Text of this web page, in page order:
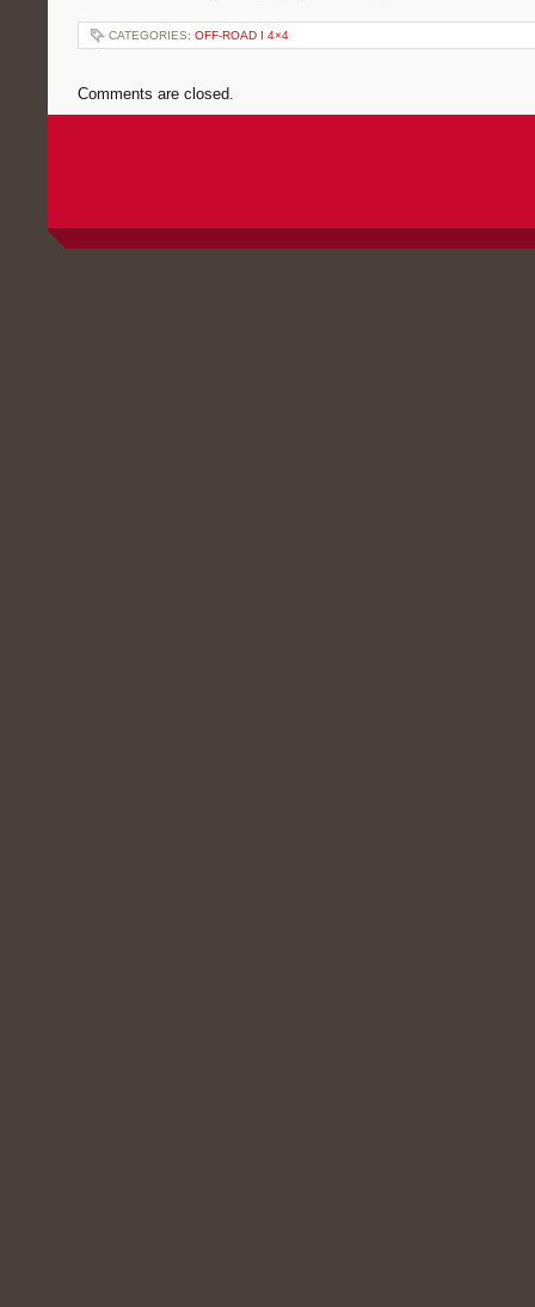
CATEGORIES: OFF-ROAD I 4×4
Comments are closed.